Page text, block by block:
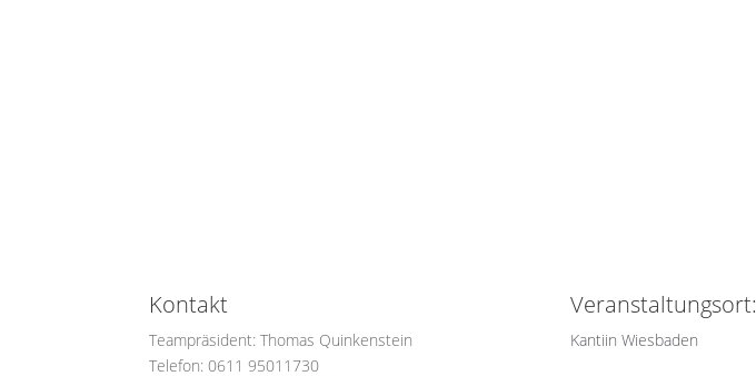
Kontakt
Teampräsident: Thomas Quinkenstein
Telefon: 0611 95011730
Veranstaltungsort:
Kantiin Wiesbaden